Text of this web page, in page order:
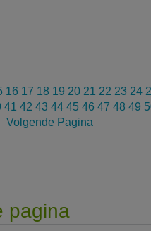
16 17 18 19 20 21 22 23 24
41 42 43 44 45 46 47 48 49
Volgende Pagina
pagina